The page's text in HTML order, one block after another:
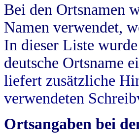
Bei den Ortsnamen
Namen verwendet,
In dieser Liste
deutsche Ortsname
liefert zusätzliche
verwendeten
Ortsangaben bei